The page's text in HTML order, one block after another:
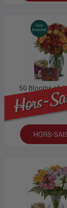
50 Blooms of
Prix
HORS-